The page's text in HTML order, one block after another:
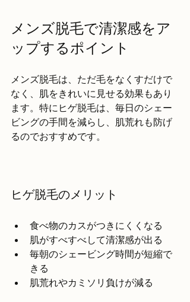
メンズ脱毛で清潔感をア
ップするポイント
メンズ脱毛は、ただ毛をなくすだけで
なく、肌をきれいに見せる効果もあり
ます。特にヒゲ脱毛は、毎日のシェー
ビングの手間を減らし、肌荒れも防げ
るのでおすすめです。
ヒゲ脱毛のメリット
食べ物のカスがつきにくくなる
肌がすべすべして清潔感が出る
毎朝のシェービング時間が短縮で
きる
肌荒れやカミソリ負けが減る